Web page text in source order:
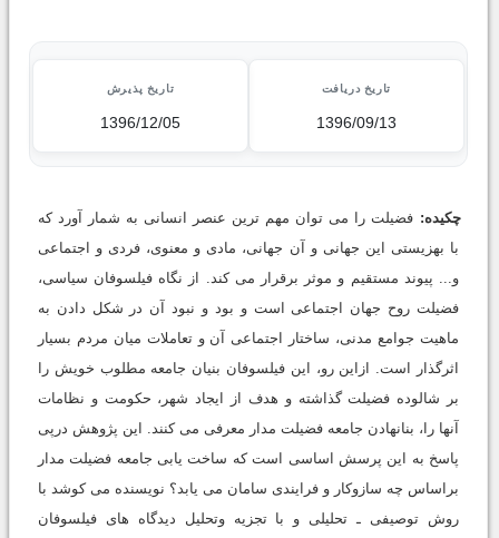
تاریخ دریافت
1396/09/13
تاریخ پذیرش
1396/12/05
چکیده: فضیلت را می توان مهم ترین عنصر انسانی به شمار آورد که
با بهزیستی این جهانی و آن جهانی، مادی و معنوی، فردی و اجتماعی
و... پیوند مستقیم و موثر برقرار می کند. از نگاه فیلسوفان سیاسی،
فضیلت روح جهان اجتماعی است و بود و نبود آن در شکل دادن به
ماهیت جوامع مدنی، ساختار اجتماعی آن و تعاملات میان مردم بسیار
اثرگذار است. ازاین رو، این فیلسوفان بنیان جامعه مطلوب خویش را
بر شالوده فضیلت گذاشته و هدف از ایجاد شهر، حکومت و نظامات
آنها را، بنانهادن جامعه فضیلت مدار معرفی می کنند. این پژوهش درپی
پاسخ به این پرسش اساسی است که ساخت یابی جامعه فضیلت مدار
براساس چه سازوکار و فرایندی سامان می یابد؟ نویسنده می کوشد با
روش توصیفی ـ تحلیلی و با تجزیه وتحلیل دیدگاه های فیلسوفان